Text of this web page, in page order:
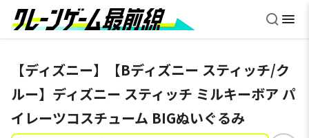
【ディズニー】【Bディズニー スティッチ/ク
ルー】ディズニー スティッチ ミルキーボア パ
イレーツコスチューム BIGぬいぐるみ